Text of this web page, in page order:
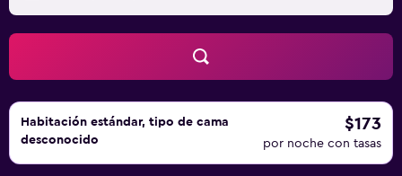
Habitación estándar, tipo de cama
desconocido
$173
por noche con tasas